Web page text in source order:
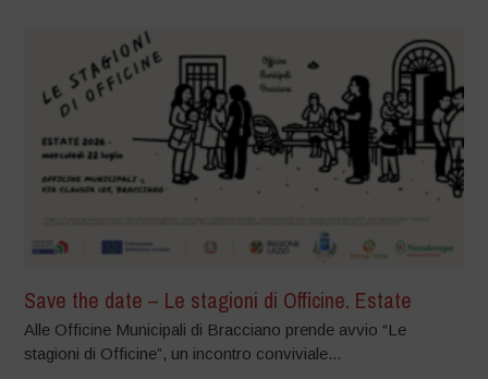
Save the date – Le stagioni di Officine. Estate
Alle Officine Municipali di Bracciano prende avvio “Le
stagioni di Officine”, un incontro conviviale...